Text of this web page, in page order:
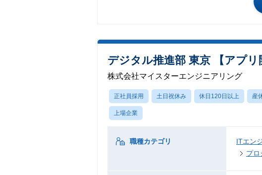
デジタル推進部 東京 【アプリ
株式会社マイスターエンジニアリング
正社員採用 土日祝休み 休日120日以上 産
上場企業
職種カテゴリ ITエン
プロ